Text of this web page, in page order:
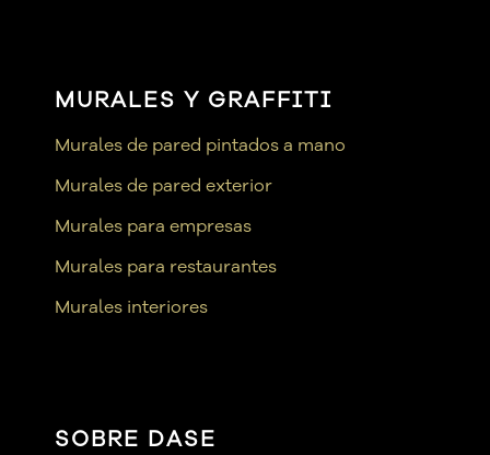
MURALES Y GRAFFITI
Murales de pared pintados a mano
Murales de pared exterior
Murales para empresas
Murales para restaurantes
Murales interiores
SOBRE DASE